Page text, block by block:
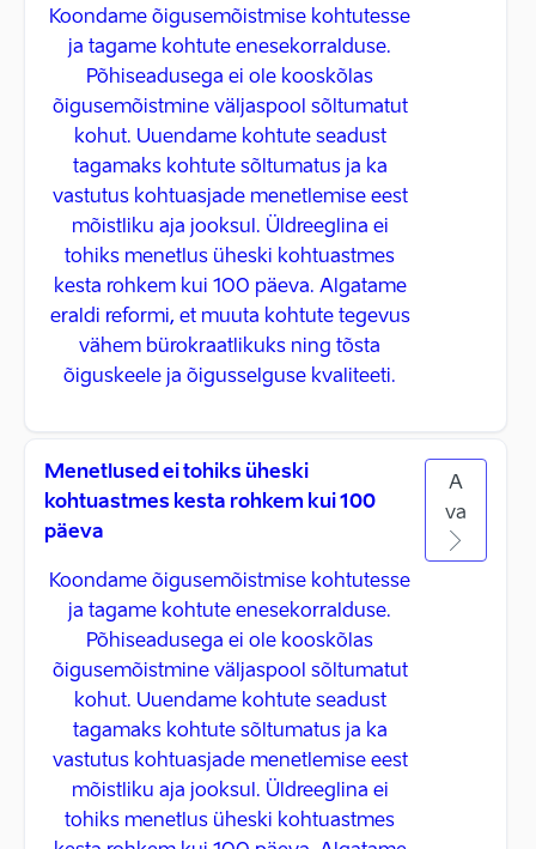
Koondame õigusemõistmise kohtutesse
ja tagame kohtute enesekorralduse.
Põhiseadusega ei ole kooskõlas
õigusemõistmine väljaspool sõltumatut
kohut. Uuendame kohtute seadust
tagamaks kohtute sõltumatus ja ka
vastutus kohtuasjade menetlemise eest
mõistliku aja jooksul. Üldreeglina ei
tohiks menetlus üheski kohtuastmes
kesta rohkem kui 100 päeva. Algatame
eraldi reformi, et muuta kohtute tegevus
vähem bürokraatlikuks ning tõsta
õiguskeele ja õigusselguse kvaliteeti.
Menetlused ei tohiks üheski
kohtuastmes kesta rohkem kui 100
päeva
Koondame õigusemõistmise kohtutesse
ja tagame kohtute enesekorralduse.
Põhiseadusega ei ole kooskõlas
õigusemõistmine väljaspool sõltumatut
kohut. Uuendame kohtute seadust
tagamaks kohtute sõltumatus ja ka
vastutus kohtuasjade menetlemise eest
mõistliku aja jooksul. Üldreeglina ei
tohiks menetlus üheski kohtuastmes
A
va